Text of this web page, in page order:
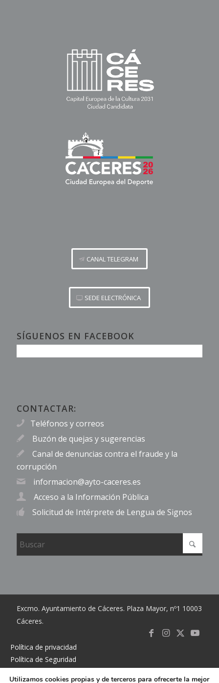
CANAL TELEGRAM
SEDE ELECTRÓNICA
SÍGUENOS EN FACEBOOK
CONTACTAR:
Teléfonos y correos
Buzón de quejas y sugerencias
Canal de denuncias contra el fraude y la
corrupción
informacion@ayto-caceres.es
Acceso a la Información Pública
Solicitud de Intérprete de Lengua de Signos
Excmo. Ayuntamiento de Cáceres. Plaza Mayor, nº1 10003
Cáceres.
Política de privacidad
Política de Seguridad
Utilizamos cookies propias y de terceros para ofrecerte la mejor